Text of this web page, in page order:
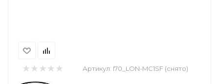
Артикул: I70_LON-MC1SF (снято)